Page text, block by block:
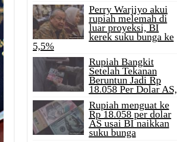
Perry Warjiyo akui
rupiah melemah di
luar proyeksi, BI
kerek suku bunga ke
5,5%
Rupiah Bangkit
Setelah Tekanan
Beruntun Jadi Rp
18.058 Per Dolar AS,
Rupiah menguat ke
Rp 18.058 per dolar
AS usai BI naikkan
suku bunga